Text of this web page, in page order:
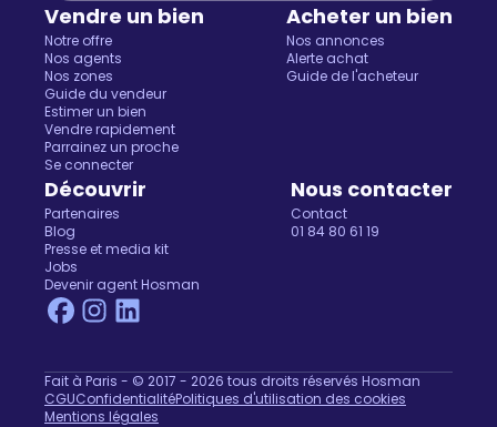
Vendre un bien
Notre offre
Nos agents
Nos zones
Guide du vendeur
Estimer un bien
Vendre rapidement
Parrainez un proche
Se connecter
Acheter un bien
Nos annonces
Alerte achat
Guide de l'acheteur
Découvrir
Partenaires
Blog
Presse et media kit
Jobs
Devenir agent Hosman
Nous contacter
Contact
01 84 80 61 19
Fait à Paris - © 2017 - 2026 tous droits réservés Hosman
CGUConfidentialitéPolitiques d'utilisation des cookies
Mentions légales